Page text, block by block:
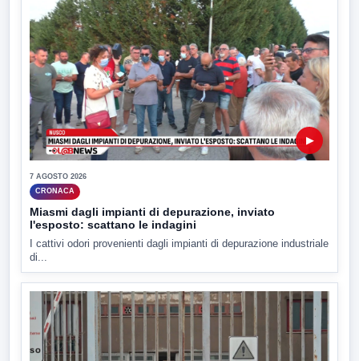
▶
7 AGOSTO 2026
CRONACA
Miasmi dagli impianti di depurazione, inviato
l'esposto: scattano le indagini
I cattivi odori provenienti dagli impianti di depurazione industriale
di...